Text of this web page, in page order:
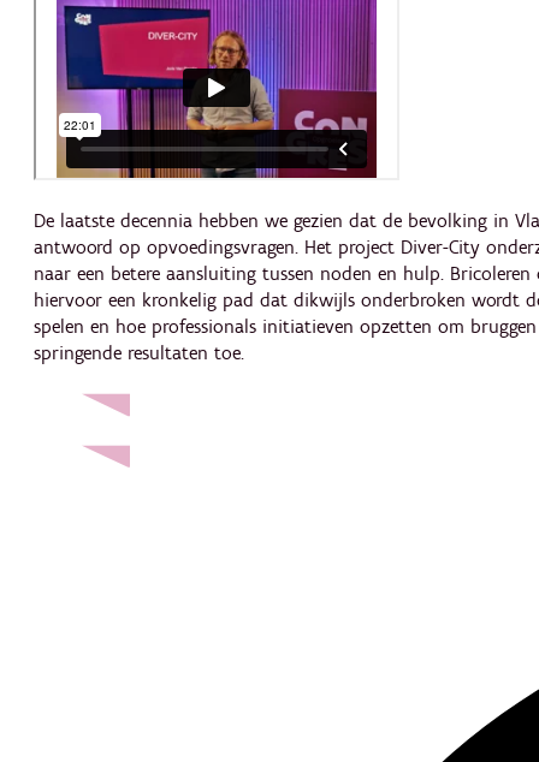
De laatste decennia hebben we gezien dat de bevolking in
antwoord op opvoedingsvragen. Het project Diver-City
naar een betere aansluiting tussen noden en hulp.
hiervoor een kronkelig pad dat dikwijls onderbroken wordt
spelen en hoe professionals initiatieven opzetten om
springende resultaten toe.